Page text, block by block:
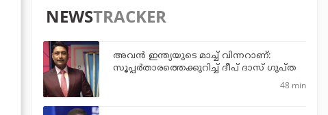
NEWSTRACKER
അവന്‍ ഇന്ത്യയുടെ മാച്ച് വിന്നറാണ്:
സൂപ്പര്‍താരത്തെക്കുറിച്ച് ദീപ് ദാസ് ഗുപ്ത
48 min